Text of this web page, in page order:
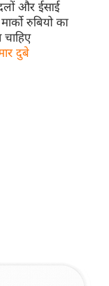
दलों और ईसाई
रुबियो का
चाहिए
दुबे